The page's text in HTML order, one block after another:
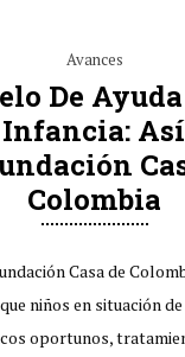
Avances
De
Infancia:
Colombia
Casa de
niños en situación
oportunos,